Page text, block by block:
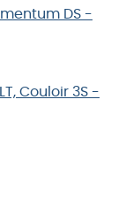
DS -
Couloir 3S -